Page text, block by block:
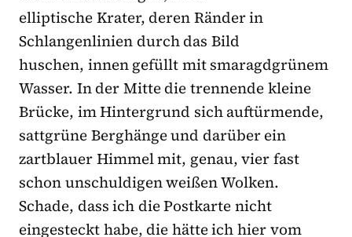
elliptische Krater, deren Ränder in
Schlangenlinien durch das Bild
huschen, innen gefüllt mit smaragdgrünem
Wasser. In der Mitte die trennende kleine
Brücke, im Hintergrund sich auftürmende,
sattgrüne Berghänge und darüber ein
zartblauer Himmel mit, genau, vier fast
schon unschuldigen weißen Wolken.
Schade, dass ich die Postkarte nicht
eingesteckt habe, die hätte ich hier vom